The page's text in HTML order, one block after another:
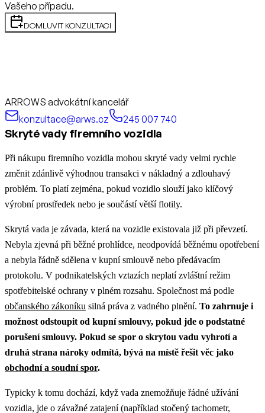
Vašeho případu.
DOMLUVIT KONZULTACI
ARROWS advokátní kancelář
konzultace@arws.cz
245 007 740
Skryté vady firemního vozidla
Při nákupu firemního vozidla mohou skryté vady velmi rychle
změnit zdánlivě výhodnou transakci v nákladný a zdlouhavý
problém. To platí zejména, pokud vozidlo slouží jako klíčový
výrobní prostředek nebo je součástí větší flotily.
Skrytá vada je závada, která na vozidle existovala již při převzetí.
Nebyla zjevná při běžné prohlídce, neodpovídá běžnému opotřebení
a nebyla řádně sdělena v kupní smlouvě nebo předávacím
protokolu. V podnikatelských vztazích neplatí zvláštní režim
spotřebitelské ochrany v plném rozsahu. Společnost má podle
občanského zákoníku silná práva z vadného plnění. To zahrnuje i
možnost odstoupit od kupní smlouvy, pokud jde o podstatné
porušení smlouvy. Pokud se spor o skrytou vadu vyhrotí a
druhá strana nároky odmítá, bývá na místě řešit věc jako
obchodní a soudní spor.
Typicky k tomu dochází, když vada znemožňuje řádné užívání
vozidla, jde o závažné zatajení (například stočený tachometr,